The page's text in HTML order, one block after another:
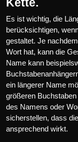
Es ist wichtig, die
berücksichtigen,
gestaltet. Je
Wort hat, kann die
Name kann
ein längerer Name
größeren
des Namens oder
sicherstellen, dass
ansprechend wirkt.